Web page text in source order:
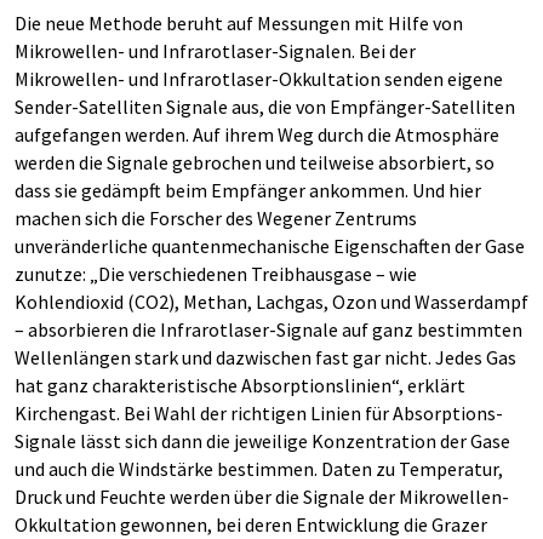
Die neue Methode beruht auf Messungen mit Hilfe von
Mikrowellen- und Infrarotlaser-Signalen. Bei der
Mikrowellen- und Infrarotlaser-Okkultation senden eigene
Sender-Satelliten Signale aus, die von Empfänger-Satelliten
aufgefangen werden. Auf ihrem Weg durch die Atmosphäre
werden die Signale gebrochen und teilweise absorbiert, so
dass sie gedämpft beim Empfänger ankommen. Und hier
machen sich die Forscher des Wegener Zentrums
unveränderliche quantenmechanische Eigenschaften der Gase
zunutze: „Die verschiedenen Treibhausgase – wie
Kohlendioxid (CO2), Methan, Lachgas, Ozon und Wasserdampf
– absorbieren die Infrarotlaser-Signale auf ganz bestimmten
Wellenlängen stark und dazwischen fast gar nicht. Jedes Gas
hat ganz charakteristische Absorptionslinien“, erklärt
Kirchengast. Bei Wahl der richtigen Linien für Absorptions-
Signale lässt sich dann die jeweilige Konzentration der Gase
und auch die Windstärke bestimmen. Daten zu Temperatur,
Druck und Feuchte werden über die Signale der Mikrowellen-
Okkultation gewonnen, bei deren Entwicklung die Grazer